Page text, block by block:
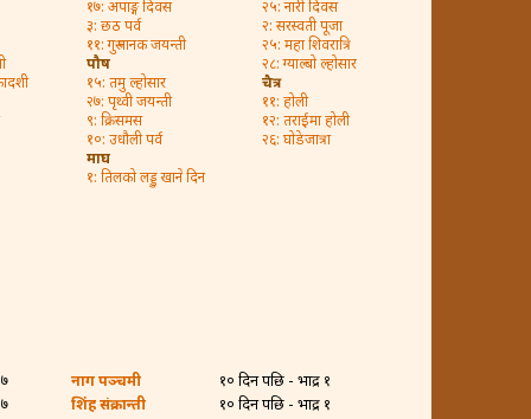
१७: अपाङ्ग दिवस
३: छठ पर्व
११: गुरु नानक जयन्ती
पौष
१५: तमु ल्होसार
२७: पृथ्वी जयन्ती
९: क्रिसमस
१०: उधौली पर्व
माघ
१: तिलको लड्डु खाने दिन
२५: नारी दिवस
२: सरस्वती पूजा
२५: महा शिवरात्रि
२८: ग्याल्बो ल्होसार
चैत्र
११: होली
१२: तराईमा होली
२६: घोडेजात्रा
नाग पञ्चमी
१० दिन पछि - भाद्र १
शिंह संक्रान्ती
१० दिन पछि - भाद्र १